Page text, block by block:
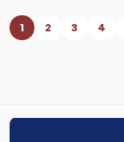
1 2 3 4